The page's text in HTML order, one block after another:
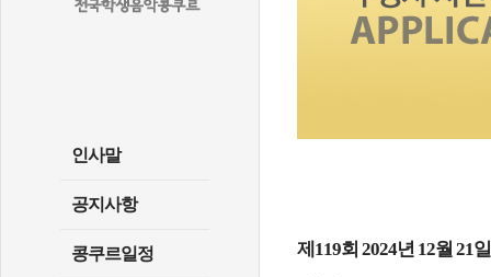
인사말
공지사항
콩쿠르일정 제119회 2024년 12월 21